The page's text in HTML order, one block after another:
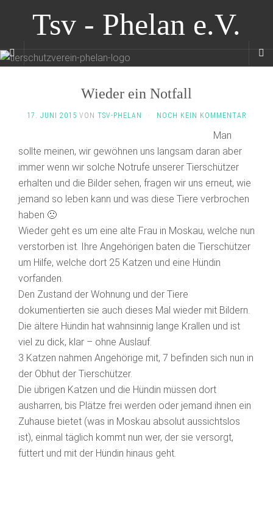
Tsv - Phelan e.V.
Wieder ein Notfall
17. JUNI 2015 VON TSV-PHELAN · NOCH KEIN KOMMENTAR
Man
sollte meinen, wir gewöhnen uns langsam daran aber
immer wenn wir solche Notrufe unserer Tierschützer
erhalten und die Bilder sehen, fragen wir uns erneut, wie
jemand so leben kann und was diese Tiere verbrochen
haben 🙁
Wieder geht es um eine alte Frau in Moskau, welche nun
verstorben ist. Ihre Angehörigen baten die Tierschützer
um Hilfe, welche dort 25 Katzen und eine Hündin
vorfanden.
Den Zustand der Wohnung und der Tiere
dokumentierten sie auch dieses Mal wieder mit Bildern.
Die ältere Hündin hat wahnsinnig lange Krallen und ist
viel zu dick, klar – ohne Auslauf.
3 Katzen nahmen Angehörige mit, 7 befinden sich nun in
der Obhut der Tierschützer.
Die übrigen Katzen und die Hündin müssen dort
ausharren, bis Plätze frei werden oder jemand ihnen ein
Zuhause bietet (was in Moskau absolut aussichtslos
ist), einmal täglich kommt nun wer, der sie versorgt,
füttert und mit der Hündin hinaus geht.